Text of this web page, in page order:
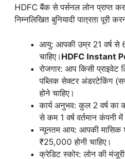
HDFC बैंक से पर्सनल लोन प्राप्त
निम्नलिखित बुनियादी पात्रता पूरी
आयु: आपकी उम्र 21 वर्ष से
चाहिए। HDFC Instant
रोजगार: आप किसी प्राइवेट
पब्लिक सेक्टर अंडरटेकिंग
होने चाहिए।
कार्य अनुभव: कुल 2 वर्ष का
से कम 1 वर्ष वर्तमान कंपनी में
न्यूनतम आय: आपकी
₹25,000 होनी चाहिए।
क्रेडिट स्कोर: लोन की